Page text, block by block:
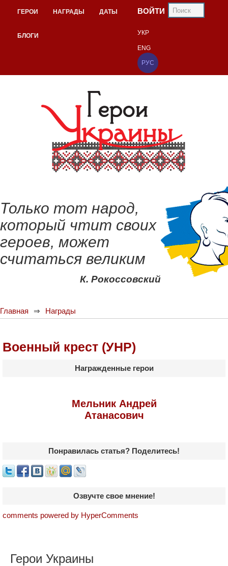
ГЕРОИ НАГРАДЫ ДАТЫ
БЛОГИ
ВОЙТИ
УКР
ENG
РУС
Только тот народ,
который чтит своих
героев, может
считаться великим
К. Рокоссовский
Главная Награды
Военный крест (УНР)
Награжденные герои
Мельник Андрей
Атанасович
Понравилась статья? Поделитесь!
Озвучте свое мнение!
comments powered by HyperComments
Герои Украины